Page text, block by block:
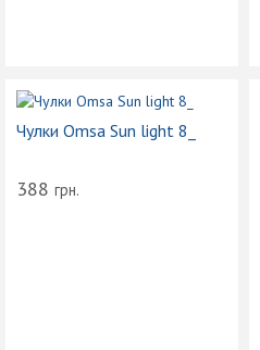
Чулки Omsa Sun light 8_
388 грн.